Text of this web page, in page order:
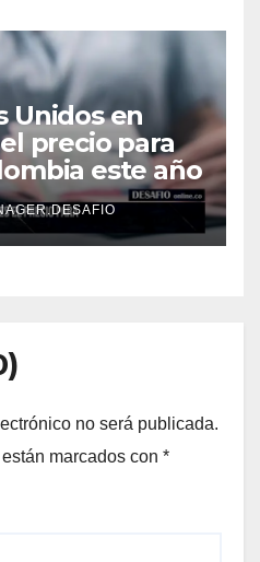
Unidos en
precio para
este año
no será publicada.
marcados con *